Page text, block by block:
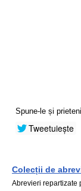
Spune-le și
Tweetuiește
Colecții de
Abrevieri repartizate